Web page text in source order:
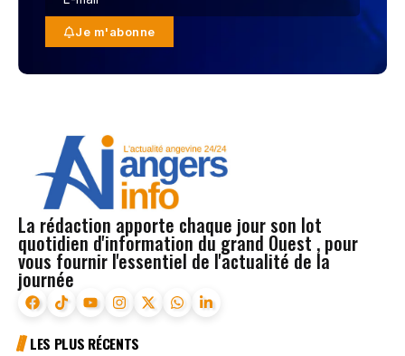
Je m'abonne
La rédaction apporte chaque jour son lot
quotidien d'information du grand Ouest , pour
vous fournir l'essentiel de l'actualité de la
journée
LES PLUS RÉCENTS